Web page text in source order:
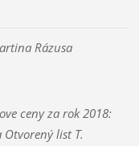
Rázusa
ceny za rok 2018:
list T.